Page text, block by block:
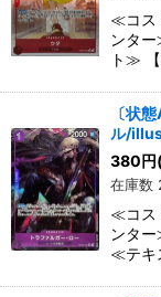
≪コ
ンタ
ト≫
〔状
ル/
380円
在庫数
≪コ
ンタ
≪テキ